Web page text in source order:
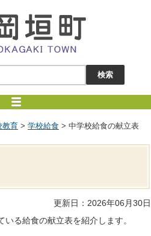
教育 > 学校給食 > 中学校給食の献立表
更新日：2026年06月30日
る給食の献立表を紹介します。